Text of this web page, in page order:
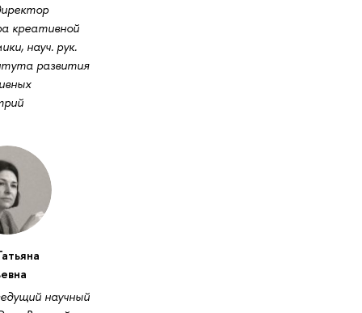
креативной
науч. рук.
развития
научный